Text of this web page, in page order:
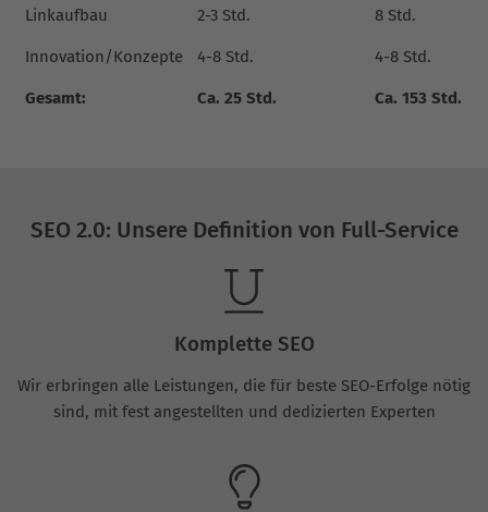
Linkaufbau 2-3 Std. 8 Std.
Innovation/Konzepte 4-8 Std. 4-8 Std.
Gesamt: Ca. 25 Std. Ca. 153 Std.
SEO 2.0: Unsere Definition von Full-Service
Komplette SEO
Wir erbringen alle Leistungen, die für beste SEO-Erfolge nötig
sind, mit fest angestellten und dedizierten Experten